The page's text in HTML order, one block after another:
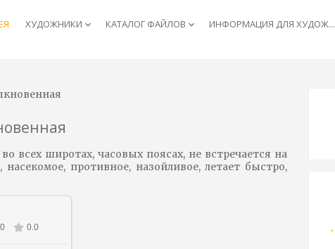
ХУДОЖНИКИ keyboard_arrow_down КАТАЛОГ ФАЙЛОВ keyboard_arrow_down ИНФОРМАЦИЯ ДЛЯ ХУДОЖ...
всех широтах, часовых поясах, не встречается на
противное, назойливое, летает быстро,
820x669
0 0.0